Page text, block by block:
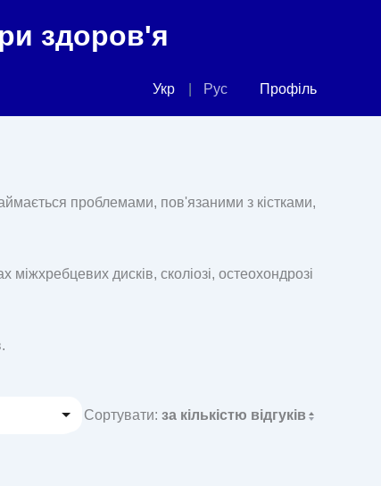
здоров'я
Укр Рус Профіль
проблемами, пов'язаними з кістками,
дисків, сколіозі, остеохондрозі
Сортувати: за кількістю відгуків